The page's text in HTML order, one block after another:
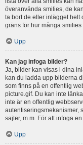
överanvända smilies, de
ta bort de eller inlägget helt
gräns för hur många
Upp
Kan jag infoga bilder?
Ja, bilder kan visas i dina
kan du ladda upp bilderna
som finns på en offentlig
picture.gif. Du kan inte
inte är en offentlig
autentiseringsmekanismer,
sajter, m.m. För att infoga
Upp